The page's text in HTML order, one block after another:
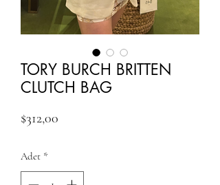
TORY BURCH BRITTEN
CLUTCH BAG
$312,00
Adet *